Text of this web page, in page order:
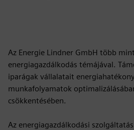
Az Energie Lindner GmbH több
energiagazdálkodás témájával.
iparágak vállalatait
munkafolyamatok
csökkentésében.
Az energiagazdálkodási